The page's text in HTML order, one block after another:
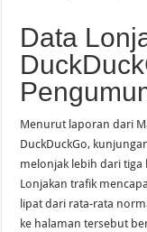
Data
Menurut laporan dari
DuckDuckGo,
melonjak lebih dari
Lonjakan trafik
lipat dari rata-rata
ke halaman tersebut